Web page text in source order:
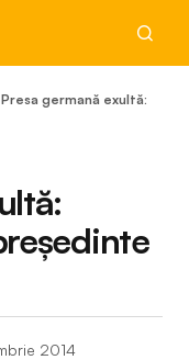
Presa germană exultă:
2014